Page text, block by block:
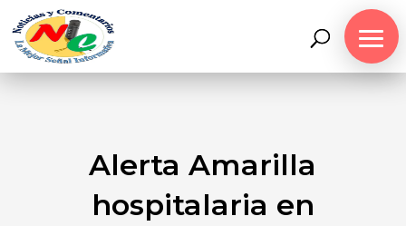
Alerta Amarilla
hospitalaria en